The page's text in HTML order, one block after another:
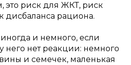
это риск для ЖКТ, риск
дисбаланса рациона.
и немного, если
него нет реакции: немного
и семечек, маленькая